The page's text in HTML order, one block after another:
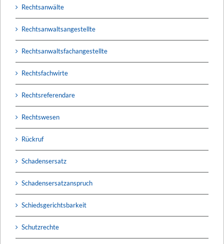
Rechtsanwälte
Rechtsanwaltsangestellte
Rechtsanwaltsfachangestellte
Rechtsfachwirte
Rechtsreferendare
Rechtswesen
Rückruf
Schadensersatz
Schadensersatzanspruch
Schiedsgerichtsbarkeit
Schutzrechte